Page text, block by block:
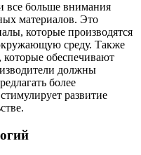
все больше внимания
материалов. Это
которые производятся
среду. Также
обеспечивают
должны
более
развитие